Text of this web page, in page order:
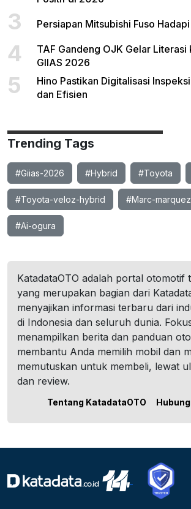
3 Persiapan Mitsubishi Fuso
4
TAF Gandeng OJK Gelar Literasi
GIIAS 2026
5
Hino Pastikan Digitalisasi
dan Efisien
Trending Tags
#Giias-2026 #Hybrid #Toyota
#Toyota-veloz-hybrid #Marc-marquez
#Ai-ogura
KatadataOTO adalah portal otomotif
yang merupakan bagian dari
menyajikan informasi terbaru dari
di Indonesia dan seluruh dunia.
menampilkan berita dan panduan
membantu Anda memilih mobil dan
memutuskan untuk membeli, lewat
dan review.
Tentang KatadataOTO